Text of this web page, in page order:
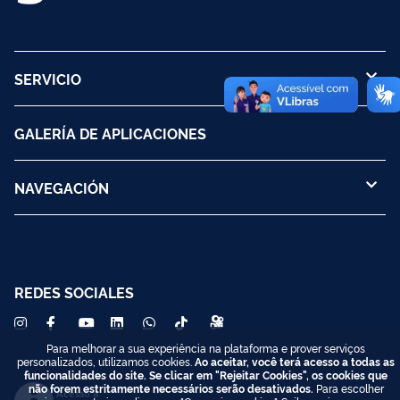
SERVICIO
GALERÍA DE APLICACIONES
NAVEGACIÓN
REDES SOCIALES
Acesso à
Para melhorar a sua experiência na plataforma e prover serviços
personalizados, utilizamos cookies. Ao aceitar, você terá acesso a todas as
funcionalidades do site. Se clicar em "Rejeitar Cookies", os cookies que
não forem estritamente necessários serão desativados. Para escolher